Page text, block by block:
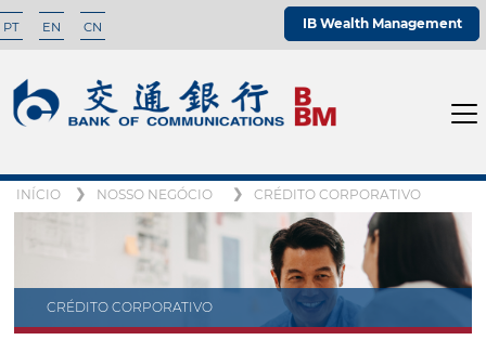
PT EN CN IB Wealth Management
INÍCIO NOSSO NEGÓCIO CRÉDITO CORPORATIVO
CRÉDITO CORPORATIVO